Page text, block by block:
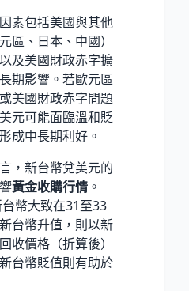
素包括美國與其他
區、日本、中國）
及美國財政赤字擴
期影響。若歐元區
美國財政赤字問題
元可能面臨溫和貶
成中長期利好。
，新台幣兌美元的
黃金收購行情 。
幣大致在31至33
台幣升值，則以新
收價格（折算後）
台幣貶值則有助於